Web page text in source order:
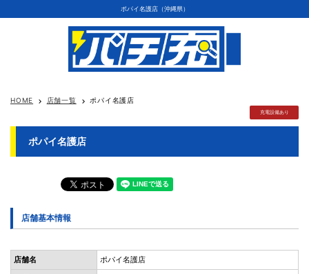
ポパイ名護店（沖縄県）
HOME keyboard_arrow_right 店舗一覧 keyboard_arrow_right ポパイ名護店
充電設備あり
ポパイ名護店
店舗基本情報
店舗名 ポパイ名護店